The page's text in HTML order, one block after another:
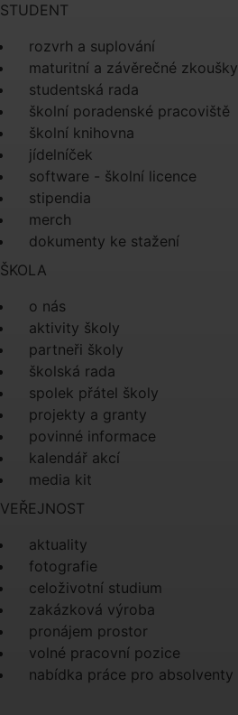
STUDENT
rozvrh a suplování
maturitní a závěrečné zkoušky
studentská rada
školní poradenské pracoviště
školní knihovna
jídelníček
software - školní licence
stipendia
merch
dokumenty ke stažení
ŠKOLA
o nás
aktivity školy
partneři školy
školská rada
spolek přátel školy
projekty a granty
povinné informace
kalendář akcí
media kit
VEŘEJNOST
aktuality
fotografie
celoživotní studium
zakázková výroba
pronájem prostor
volné pracovní pozice
nabídka práce pro absolventy